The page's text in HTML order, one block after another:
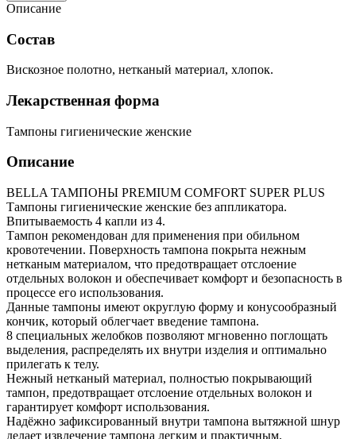
Описание
Состав
Вискозное полотно, нетканый материал, хлопок.
Лекарственная форма
Тампоны гигиенические женские
Описание
BELLA ТАМПОНЫ PREMIUM COMFORT SUPER PLUS
Тампоны гигиенические женские без аппликатора.
Впитываемость 4 капли из 4.
Тампон рекомендован для применения при обильном
кровотечении. Поверхность тампона покрыта нежным
нетканым материалом, что предотвращает отслоение
отдельных волокон и обеспечивает комфорт и безопасность в
процессе его использования.
Данные тампоны имеют округлую форму и конусообразный
кончик, который облегчает введение тампона.
8 специальных желобков позволяют мгновенно поглощать
выделения, распределять их внутри изделия и оптимально
прилегать к телу.
Нежный нетканый материал, полностью покрывающий
тампон, предотвращает отслоение отдельных волокон и
гарантирует комфорт использования.
Надёжно зафиксированный внутри тампона вытяжной шнур
делает извлечение тампона легким и практичным.